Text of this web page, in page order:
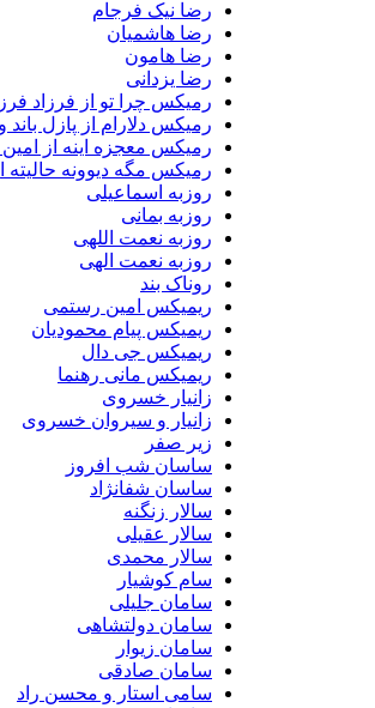
رضا نیک فرجام
رضا هاشمیان
رضا هامون
رضا یزدانی
رمیکس چرا تو از فرزاد فرزین
رمیکس دلارام از پازل باند و حمید
رمیکس معجزه اینه از امین رستمی
رمیکس مگه دیوونه حالیته از
روزبه اسماعیلی
روزبه بمانی
روزبه نعمت اللهی
روزبه نعمت الهی
روناک بند
ریمیکس امین رستمی
ریمیکس پیام محمودیان
ریمیکس جی دال
ریمیکس مانی رهنما
زانیار خسروی
زانیار و سیروان خسروی
زیر صفر
ساسان شب افروز
ساسان شفانژاد
سالار زنگنه
سالار عقیلی
سالار محمدی
سام کوشیار
سامان جلیلی
سامان دولتشاهی
سامان زیوار
سامان صادقی
سامی استار و محسن راد